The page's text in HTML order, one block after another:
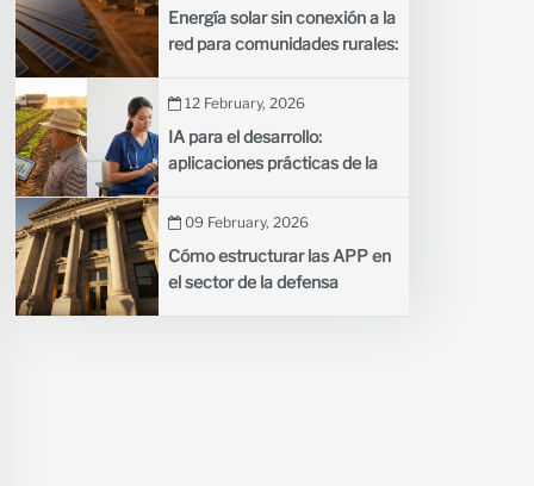
Energía solar sin conexión a la
red para comunidades rurales:
las aldeas remotas
12 February, 2026
IA para el desarrollo:
aplicaciones prácticas de la
agricultura y la salud
09 February, 2026
Cómo estructurar las APP en
el sector de la defensa